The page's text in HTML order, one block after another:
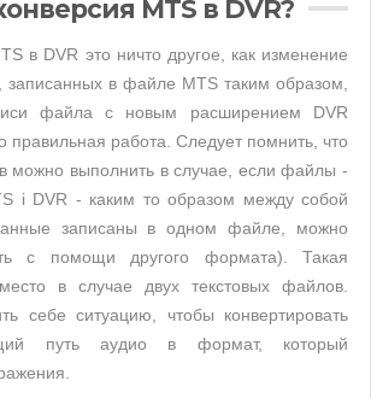
MTS в DVR?
в DVR это ничто другое, как изменение
записанных в файле MTS таким образом,
файла с новым расширением DVR
правильная работа. Следует помнить, что
можно выполнить в случае, если файлы -
i DVR - каким то образом между собой
записаны в одном файле, можно
с помощи другого формата). Такая
в случае двух текстовых файлов.
себе ситуацию, чтобы конвертировать
путь аудио в формат, который